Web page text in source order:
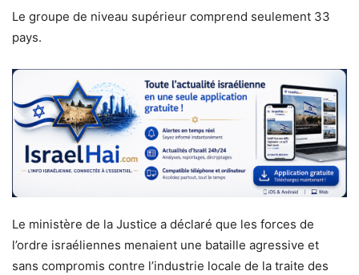
Le groupe de niveau supérieur comprend seulement 33
pays.
Le ministère de la Justice a déclaré que les forces de
l’ordre israéliennes menaient une bataille agressive et
sans compromis contre l’industrie locale de la traite des